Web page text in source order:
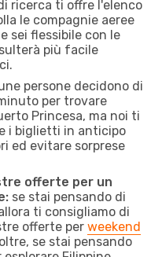
ricerca ti offre l'elenco
le compagnie aeree
sei flessibile con le
più facile
persone decidono di
per trovare
Princesa, ma noi ti
i biglietti in anticipo
ed evitare sorprese
offerte per un
se stai pensando di
ti consigliamo di
offerte per weekend
se stai pensando